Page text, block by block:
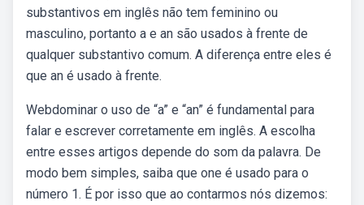
substantivos em inglês não tem feminino ou
masculino, portanto a e an são usados à frente de
qualquer substantivo comum. A diferença entre eles é
que an é usado à frente.
Webdominar o uso de “a” e “an” é fundamental para
falar e escrever corretamente em inglês. A escolha
entre esses artigos depende do som da palavra. De
modo bem simples, saiba que one é usado para o
número 1. É por isso que ao contarmos nós dizemos: